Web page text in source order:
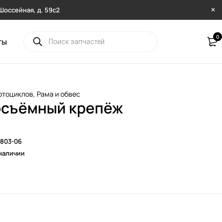
д. 59с2
0
, Рама и обвес
крепёж
06